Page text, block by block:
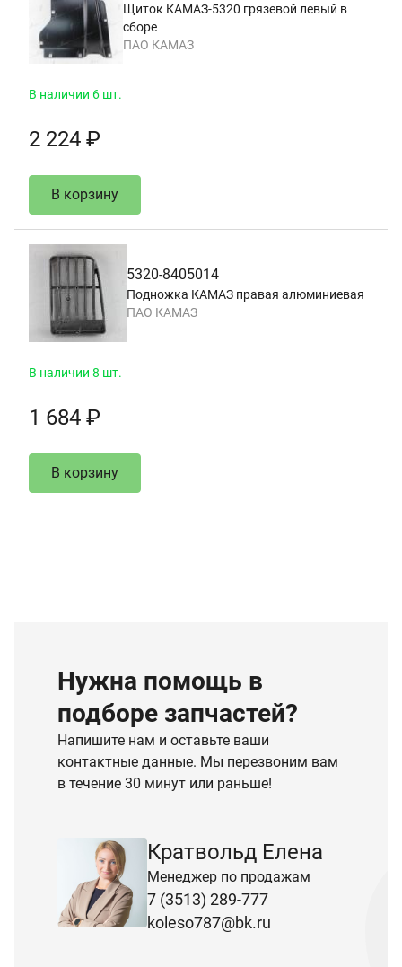
Щиток КАМАЗ-5320 грязевой левый в
сборе
ПАО КАМАЗ
В наличии 6 шт.
2 224 ₽
В корзину
5320-8405014
Подножка КАМАЗ правая алюминиевая
ПАО КАМАЗ
В наличии 8 шт.
1 684 ₽
В корзину
Нужна помощь в
подборе запчастей?
Напишите нам и оставьте ваши
контактные данные. Мы перезвоним вам
в течение 30 минут или раньше!
Кратвольд Елена
Менеджер по продажам
7 (3513) 289-777
koleso787@bk.ru